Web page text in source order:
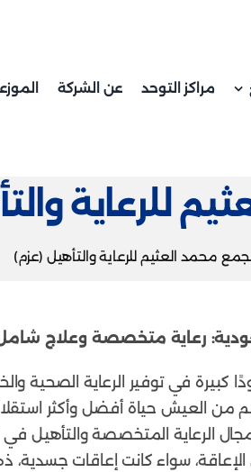
مراكز التوحد عن الشركة
للرعاية
محمد العثيم للرعاية والتأهيل (عزم)
رعاية متخصصة وعلاج
كبيرة في توفير الرعاية
من العيش حياة أفضل وأكثر
مجال الرعاية المتخصصة والتأهيل
سواء كانت إعاقات جسدية،